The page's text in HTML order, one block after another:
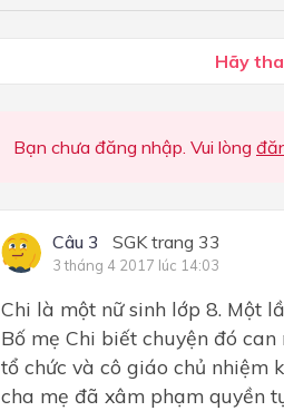
Hãy
Bạn chưa đăng nhập. Vui lòng
Câu 3 SGK trang 33
3 tháng 4 2017 lúc 14:03
Chi là một nữ sinh lớp 8. Một
Bố mẹ Chi biết chuyện đó
tổ chức và cô giáo chủ nhiệm
cha mẹ đã xâm phạm quyền